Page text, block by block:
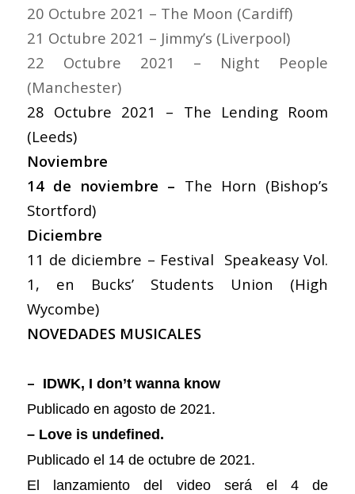
20 Octubre 2021 – The Moon (Cardiff)
21 Octubre 2021 – Jimmy’s (Liverpool)
22 Octubre 2021 – Night People
(Manchester)
28 Octubre 2021 – The Lending Room
(Leeds)
Noviembre
14 de noviembre – The Horn (Bishop’s
Stortford)
Diciembre
11 de diciembre – Festival Speakeasy Vol.
1, en Bucks’ Students Union (High
Wycombe)
NOVEDADES MUSICALES
– IDWK, I don’t wanna know
Publicado en agosto de 2021.
– Love is undefined.
Publicado el 14 de octubre de 2021.
El lanzamiento del video será el 4 de